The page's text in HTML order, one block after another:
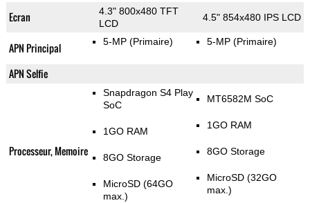
Ecran
4.3" 800x480 TFT
LCD
4.5" 854x480 IPS LCD
APN Principal 5-MP (Primaire) 5-MP (Primaire)
APN Selfie
Processeur, Memoire
Snapdragon S4 Play
SoC
1GO RAM
8GO Storage
MicroSD (64GO
max.)
MT6582M SoC
1GO RAM
8GO Storage
MicroSD (32GO
max.)